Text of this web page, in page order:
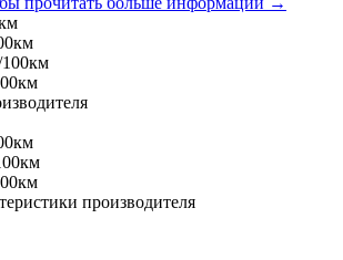
производителя